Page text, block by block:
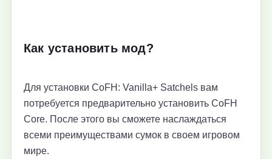
Как установить мод?
Для установки CoFH: Vanilla+ Satchels вам
потребуется предварительно установить CoFH
Core. После этого вы сможете наслаждаться
всеми преимуществами сумок в своем игровом
мире.